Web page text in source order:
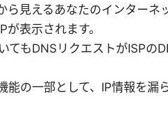
ら見えるあなたのインターネ
表示されます。
てもDNSリクエストがISPの
能の一部として、IP情報を漏